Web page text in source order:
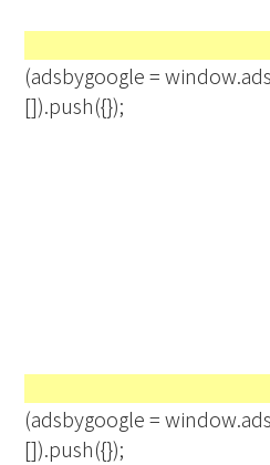
(adsbygoogle =
[]).push({});
(adsbygoogle =
[]).push({});